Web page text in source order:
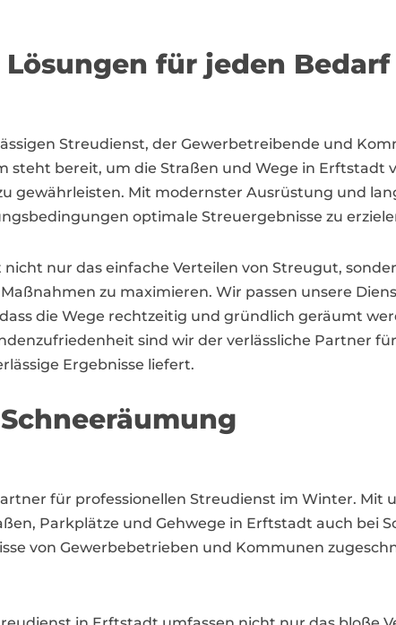
für jeden Bedarf
Streudienst, der Gewerbetreibende und
steht bereit, um die Straßen und Wege in Erftstadt
gewährleisten. Mit modernster Ausrüstung und
optimale Streuergebnisse zu
nur das einfache Verteilen von Streugut,
zu maximieren. Wir passen unsere
die Wege rechtzeitig und gründlich geräumt
sind wir der verlässliche Partner
Ergebnisse liefert.
für professionellen Streudienst im Winter. Mit
Parkplätze und Gehwege in Erftstadt auch bei
von Gewerbebetrieben und Kommunen